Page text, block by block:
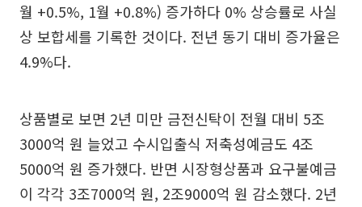
월 +0.5%, 1월 +0.8%) 증가하다 0% 상승률로 사실
상 보합세를 기록한 것이다. 전년 동기 대비 증가율은
4.9%다.
상품별로 보면 2년 미만 금전신탁이 전월 대비 5조
3000억 원 늘었고 수시입출식 저축성예금도 4조
5000억 원 증가했다. 반면 시장형상품과 요구불예금
이 각각 3조7000억 원, 2조9000억 원 감소했다. 2년